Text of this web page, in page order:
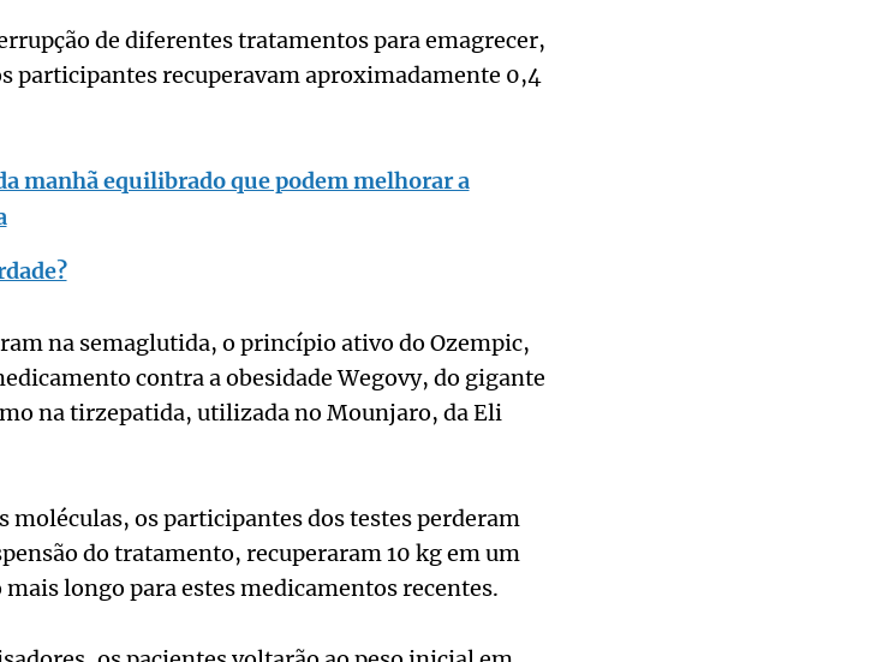
de diferentes tratamentos para emagrecer,
participantes recuperavam aproximadamente 0,4
manhã equilibrado que podem melhorar a
na semaglutida, o princípio ativo do Ozempic,
contra a obesidade Wegovy, do gigante
na tirzepatida, utilizada no Mounjaro, da Eli
moléculas, os participantes dos testes perderam
do tratamento, recuperaram 10 kg em um
longo para estes medicamentos recentes.